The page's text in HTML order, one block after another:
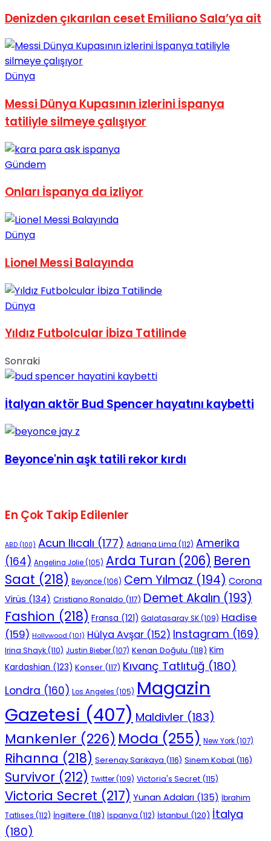
No Result
View All Result
Denizden çıkarılan ceset Emiliano Sala’ya ait
Dünya
Messi Dünya Kupasının izlerini İspanya
tatiliyle silmeye çalışıyor
Gündem
Onları İspanya da izliyor
Dünya
Lionel Messi Balayında
Dünya
Yıldız Futbolcular İbiza Tatilinde
Sonraki
İtalyan aktör Bud Spencer hayatını kaybetti
Beyonce'nin aşk tatili rekor kırdı
En Çok Takip Edilenler
ABD (100) Acun Ilıcalı (177) Adriana Lima (112) Amerika
(164) Angelina Jolie(105) Arda Turan (206) Beren
Saat (218) Beyonce(106) Cem Yılmaz (194) Corona
Virüs (134) Cristiano Ronaldo (117) Demet Akalın (193)
Fashion (218) Fransa (121) Galatasaray SK(109) Hadise
(159) Hollywood (101) Hülya Avşar (152) Instagram (169)
Irina Shayk(110) Justin Bieber(107) Kenan Doğulu (118) Kim
Kardashian (123) Konser (117) Kıvanç Tatlıtuğ (180)
Londra (160) Los Angeles (105) Magazin
Gazetesi (407) Maldivler (183)
Mankenler (226) Moda (255) New York(107)
Rihanna (218) Serenay Sarıkaya (116) Sinem Kobal (116)
Survivor (212) Twitter(109) Victoria's Secret (115)
Victoria Secret (217) Yunan Adaları (135) İbrahim
Tatlıses (112) İngiltere (118) İspanya (112) İstanbul (120) İtalya
(180)